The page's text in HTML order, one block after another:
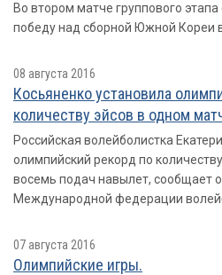
Во втором матче группового
победу над сборной Южной Кореи
08 августа 2016
Косьяненко установила
количеству эйсов в одном
Российская волейболистка
олимпийский рекорд по
восемь подач навылет, сообщает
Международной федерации
07 августа 2016
Олимпийские игры.